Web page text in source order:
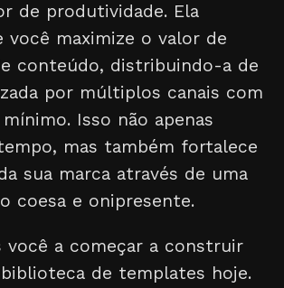
de produtividade. Ela
você maximize o valor de
conteúdo, distribuindo-a de
por múltiplos canais com
Isso não apenas
mas também fortalece
sua marca através de uma
coesa e onipresente.
você a começar a construir
de templates hoje.